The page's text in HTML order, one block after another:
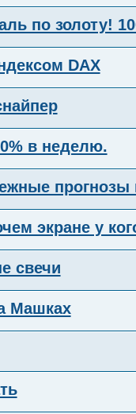
по золоту!
DAX
в неделю.
прогнозы
экране у
свечи
Машках